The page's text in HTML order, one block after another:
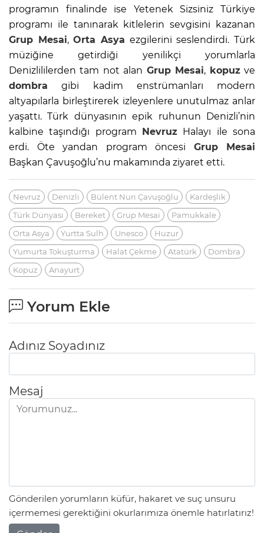
programın finalinde ise Yetenek Sizsiniz Türkiye
programı ile tanınarak kitlelerin sevgisini kazanan
Grup Mesai,Orta Asya ezgilerini seslendirdi. Türk
müziğine getirdiği yenilikçi yorumlarla
Denizlililerden tam not alan Grup Mesai, kopuzve
dombra gibi kadim enstrümanları modern
altyapılarla birleştirerek izleyenlere unutulmaz anlar
yaşattı. Türk dünyasının epik ruhunun Denizli’nin
kalbine taşındığı program Nevruz Halayı ile sona
erdi. Öte yandan program öncesi Grup Mesai
Başkan Çavuşoğlu’nu makamında ziyaret etti.
Nevruz Denizli Bülent Nuri Çavuşoğlu
Kardeşlik
Türk Dünyası
Bereket Grup Mesai
Pamukkale
Orta Asya
Yurtta Sulh Unesco
Huzur
Yumurta Tokuşturma
Halat Çekme Atatürk
Dombra
Kopuz
Anayurt
Yorum Ekle
Adınız Soyadınız
Mesaj
Gönderilen yorumların küfür, hakaret ve suç unsuru
içermemesi gerektiğini okurlarımıza önemle hatırlatırız!